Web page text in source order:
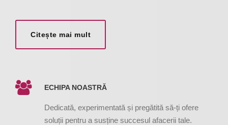
Citește mai mult
ECHIPA NOASTRĂ
Dedicată, experimentată și pregătită să-ți ofere
soluții pentru a susține succesul afacerii tale.